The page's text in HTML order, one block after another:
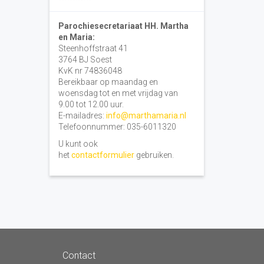
Parochiesecretariaat HH. Martha
en Maria:
Steenhoffstraat 41
3764 BJ Soest
KvK nr 74836048
Bereikbaar op maandag en
woensdag tot en met vrijdag van
9.00 tot 12.00 uur.
E-mailadres: info@marthamaria.nl
Telefoonnummer: 035-6011320
U kunt ook
hetcontactformuliergebruiken.
Contact